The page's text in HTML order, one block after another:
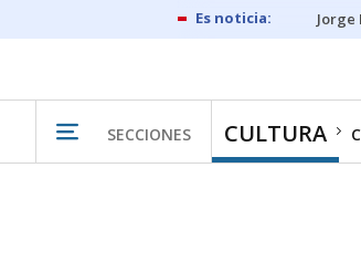
Jorge
SECCIONES CULTURA